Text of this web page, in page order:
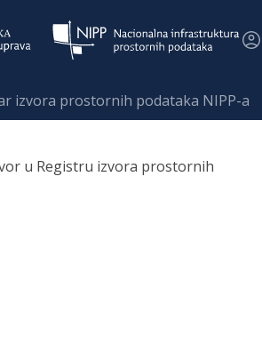
izvora prostornih podataka NIPP-a
u Registru izvora prostornih